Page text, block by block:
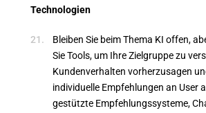
Technologien
Bleiben Sie beim Thema KI offen,
Sie Tools, um Ihre Zielgruppe zu
Kundenverhalten vorherzusagen
individuelle Empfehlungen an User
gestützte Empfehlungssysteme,